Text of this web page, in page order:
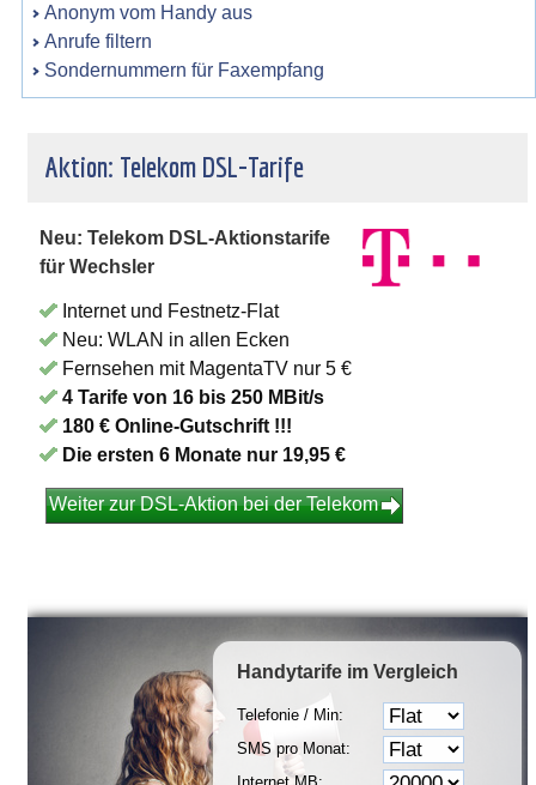
Anonym vom Handy aus
Anrufe filtern
Sondernummern für Faxempfang
Aktion: Telekom DSL-Tarife
Neu: Telekom DSL-Aktionstarife
für Wechsler
Internet und Festnetz-Flat
Neu: WLAN in allen Ecken
Fernsehen mit MagentaTV nur 5 €
4 Tarife von 16 bis 250 MBit/s
180 € Online-Gutschrift !!!
Die ersten 6 Monate nur 19,95 €
Weiter zur DSL-Aktion bei der Telekom
Handytarife im Vergleich
Telefonie / Min:
SMS pro Monat: